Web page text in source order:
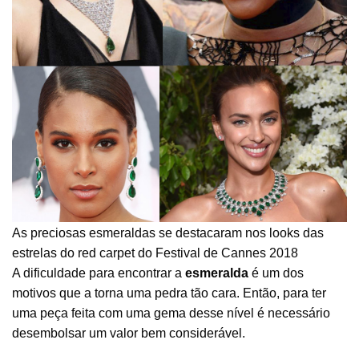
As preciosas esmeraldas se destacaram nos looks das
estrelas do red carpet do Festival de Cannes 2018
A dificuldade para encontrar a esmeralda é um dos
motivos que a torna uma pedra tão cara. Então, para ter
uma peça feita com uma gema desse nível é necessário
desembolsar um valor bem considerável.